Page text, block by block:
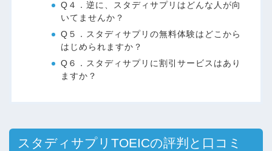
Q４．逆に、スタディサプリはどんな人が向
いてませんか？
Q５．スタディサプリの無料体験はどこから
はじめられますか？
Q６．スタディサプリに割引サービスはあり
ますか？
スタディサプリTOEICの評判と口コミ